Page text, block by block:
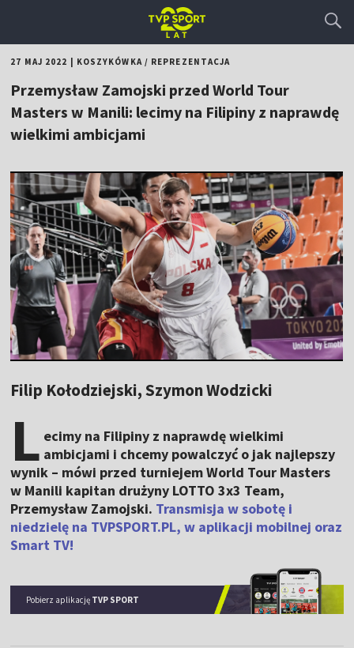
27 MAJ 2022 KOSZYKÓWKA/ REPREZENTACJA
Przemysław Zamojski przed World Tour
Masters w Manili: lecimy na Filipiny z naprawdę
wielkimi ambicjami
Filip Kołodziejski, Szymon Wodzicki
L ecimy na Filipiny z naprawdę wielkimi
ambicjami i chcemy powalczyć o jak najlepszy
wynik – mówi przed turniejem World Tour Masters
w Manili kapitan drużyny LOTTO 3x3 Team,
Przemysław Zamojski. Transmisja w sobotę i
niedzielę na TVPSPORT.PL, w aplikacji mobilnej oraz
Smart TV!
Pobierz aplikację TVP SPORT